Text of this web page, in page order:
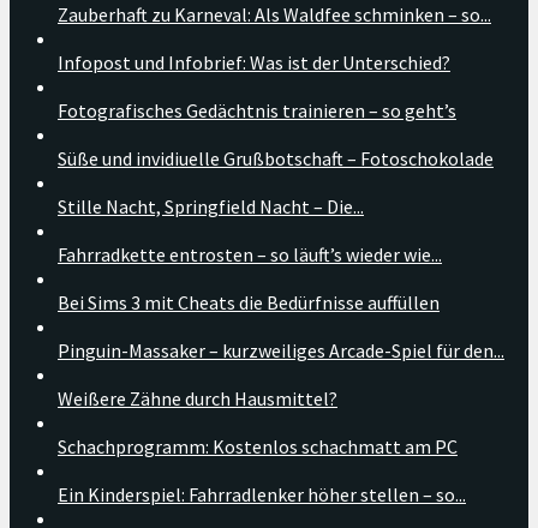
Zauberhaft zu Karneval: Als Waldfee schminken – so...
Infopost und Infobrief: Was ist der Unterschied?
Fotografisches Gedächtnis trainieren – so geht’s
Süße und invidiuelle Grußbotschaft – Fotoschokolade
Stille Nacht, Springfield Nacht – Die...
Fahrradkette entrosten – so läuft’s wieder wie...
Bei Sims 3 mit Cheats die Bedürfnisse auffüllen
Pinguin-Massaker – kurzweiliges Arcade-Spiel für den...
Weißere Zähne durch Hausmittel?
Schachprogramm: Kostenlos schachmatt am PC
Ein Kinderspiel: Fahrradlenker höher stellen – so...